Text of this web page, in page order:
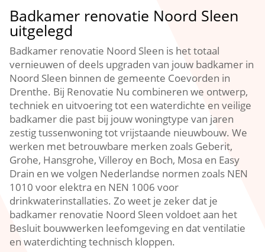
Badkamer renovatie Noord Sleen
uitgelegd
Badkamer renovatie Noord Sleen is het totaal
vernieuwen of deels upgraden van jouw badkamer in
Noord Sleen binnen de gemeente Coevorden in
Drenthe. Bij Renovatie Nu combineren we ontwerp,
techniek en uitvoering tot een waterdichte en veilige
badkamer die past bij jouw woningtype van jaren
zestig tussenwoning tot vrijstaande nieuwbouw. We
werken met betrouwbare merken zoals Geberit,
Grohe, Hansgrohe, Villeroy en Boch, Mosa en Easy
Drain en we volgen Nederlandse normen zoals NEN
1010 voor elektra en NEN 1006 voor
drinkwaterinstallaties. Zo weet je zeker dat je
badkamer renovatie Noord Sleen voldoet aan het
Besluit bouwwerken leefomgeving en dat ventilatie
en waterdichting technisch kloppen.